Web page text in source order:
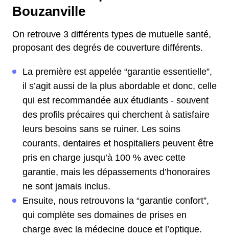
Bouzanville
On retrouve 3 différents types de mutuelle santé,
proposant des degrés de couverture différents.
La première est appelée “garantie essentielle”,
il s’agit aussi de la plus abordable et donc, celle
qui est recommandée aux étudiants - souvent
des profils précaires qui cherchent à satisfaire
leurs besoins sans se ruiner. Les soins
courants, dentaires et hospitaliers peuvent être
pris en charge jusqu’à 100 % avec cette
garantie, mais les dépassements d’honoraires
ne sont jamais inclus.
Ensuite, nous retrouvons la “garantie confort”,
qui complète ses domaines de prises en
charge avec la médecine douce et l’optique.